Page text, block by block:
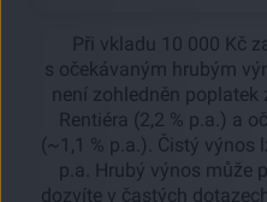
Při vkladu 10 000 Kč
s očekávaným hrubým
není zohledněn
Rentiéra (2,2 % p.a.) a
(~1,1 % p.a.). Čistý výnos
p.a. Hrubý výnos může
dozvíte v častých